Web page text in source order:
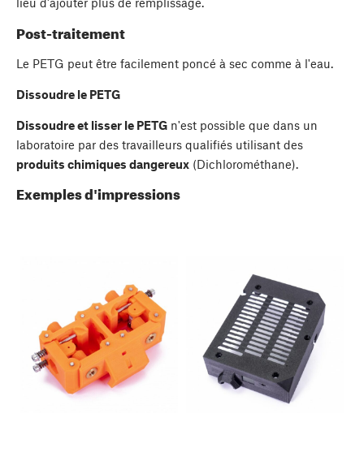
Post-traitement
Le PETG peut être facilement poncé à sec comme à l'eau.
Dissoudre le PETG
Dissoudre et lisser le PETG n'est possible que dans un
laboratoire par des travailleurs qualifiés utilisant des
produits chimiques dangereux (Dichlorométhane).
Exemples d'impressions